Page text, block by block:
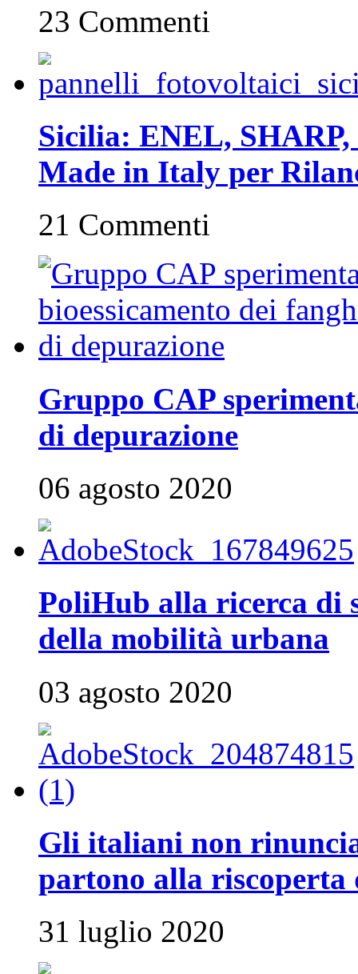
23 Commenti
Sicilia: ENEL,
Made in Italy per
21 Commenti
Gruppo CAP
di depurazione
06 agosto 2020
PoliHub alla ricerca di
della mobilità urbana
03 agosto 2020
Gli italiani non
partono alla
31 luglio 2020